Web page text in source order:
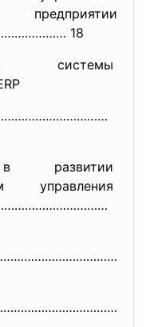
18
системы
развитии
управления